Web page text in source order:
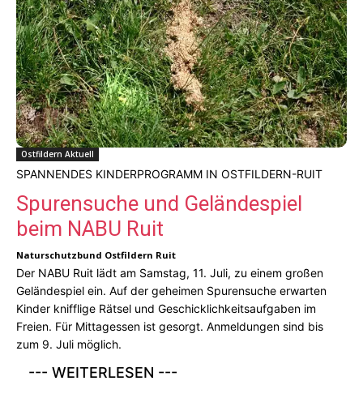
Ostfildern Aktuell
SPANNENDES KINDERPROGRAMM IN OSTFILDERN-RUIT
Spurensuche und Geländespiel
beim NABU Ruit
Naturschutzbund Ostfildern Ruit
Der NABU Ruit lädt am Samstag, 11. Juli, zu einem großen
Geländespiel ein. Auf der geheimen Spurensuche erwarten
Kinder knifflige Rätsel und Geschicklichkeitsaufgaben im
Freien. Für Mittagessen ist gesorgt. Anmeldungen sind bis
zum 9. Juli möglich.
--- WEITERLESEN ---